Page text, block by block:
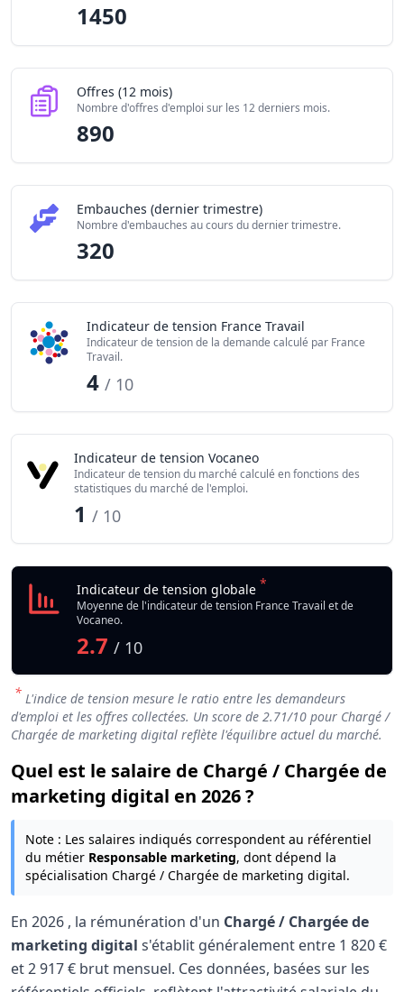
1450
Offres (12 mois)
Nombre d'offres d'emploi sur les 12 derniers mois.
890
Embauches (dernier trimestre)
Nombre d'embauches au cours du dernier trimestre.
320
Indicateur de tension France Travail
Indicateur de tension de la demande calculé par France
Travail.
4/ 10
Indicateur de tension Vocaneo
Indicateur de tension du marché calculé en fonctions des
statistiques du marché de l'emploi.
1 / 10
Indicateur de tension globale *
Moyenne de l'indicateur de tension France Travail et de
Vocaneo.
2.7 / 10
* L'indice de tension mesure le ratio entre les demandeurs
d'emploi et les offres collectées. Un score de 2.71/10 pour Chargé /
Chargée de marketing digital reflète l'équilibre actuel du marché.
Quel est le salaire de Chargé / Chargée de
marketing digital en 2026 ?
Note : Les salaires indiqués correspondent au référentiel
du métier Responsable marketing, dont dépend la
spécialisation Chargé / Chargée de marketing digital.
En 2026 , la rémunération d'un Chargé / Chargée de
marketing digital s'établit généralement entre 1 820 €
et2 917 € brut mensuel. Ces données, basées sur les